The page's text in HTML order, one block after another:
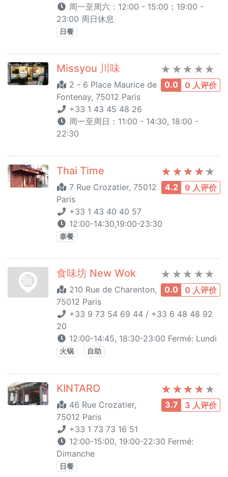
周一至周六：12:00 - 15:00；19:00 -
23:00 周日休息
日餐
0.0 0 人评价
Missyou 川味
2 - 6 Place Maurice de
Fontenay, 75012 Paris
+33 1 43 45 48 26
周一至周日：11:00 - 14:30, 18:00 -
22:30
4.2 9 人评价
Thai Time
7 Rue Crozatier, 75012
Paris
+33 1 43 40 40 57
12:00-14:30,19:00-23:30
泰餐
0.0 0 人评价
食味坊 New Wok
210 Rue de Charenton,
75012 Paris
+33 9 73 54 69 44 / +33 6 48 48 92
20
12:00-14:45, 18:30-23:00 Fermé: Lundi
火锅 自助
3.7 3 人评价
KINTARO
46 Rue Crozatier,
75012 Paris
+33 1 73 73 16 51
12:00-15:00, 19:00-22:30 Fermé:
Dimanche
日餐